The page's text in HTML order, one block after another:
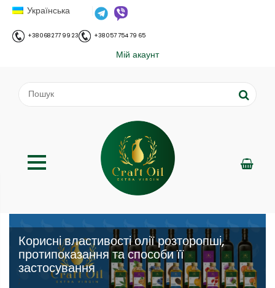
Українська
+38 068 277 99 23 +38 057 754 79 65
Мій акаунт
Корисні властивості олії розторопші,
протипоказання та способи її
застосування
;